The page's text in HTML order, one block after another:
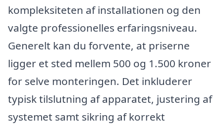
kompleksiteten af installationen og den
valgte professionelles erfaringsniveau.
Generelt kan du forvente, at priserne
ligger et sted mellem 500 og 1.500 kroner
for selve monteringen. Det inkluderer
typisk tilslutning af apparatet, justering af
systemet samt sikring af korrekt